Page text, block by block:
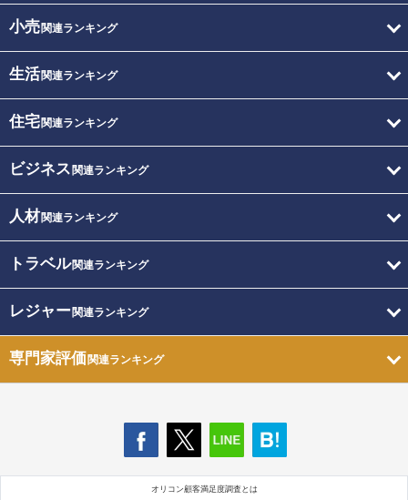
小売関連ランキング
生活関連ランキング
住宅関連ランキング
ビジネス 関連ランキング
人材関連ランキング
トラベル関連ランキング
レジャー関連ランキング
専門家評価関連ランキング
オリコン顧客満足度調査とは